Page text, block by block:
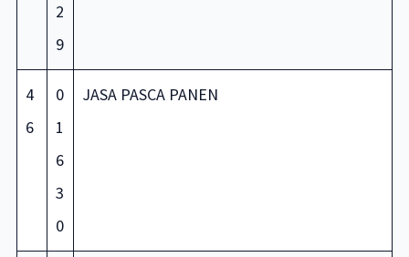
2
9
4
6
0
1
6
3
0
JASA PASCA PANEN